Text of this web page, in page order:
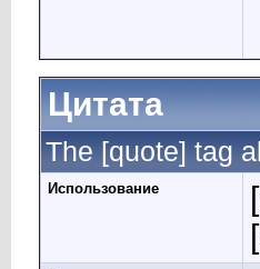
Цитата
The [quote] tag
Использование